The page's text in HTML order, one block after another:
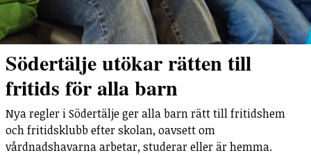
Södertälje utökar rätten till
fritids för alla barn
Nya regler i Södertälje ger alla barn rätt till fritidshem
och fritidsklubb efter skolan, oavsett om
vårdnadshavarna arbetar, studerar eller är hemma.